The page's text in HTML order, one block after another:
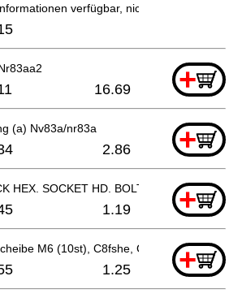
verfügbar, nicht bestellbar
+
16.69
(a) Nv83a/nr83a +
2.86
HEX. SOCKET HD. BOLT M6X18+
1.19
M6 (10st), C8fshe, C8fse, Cg18dal, C
+
1.25